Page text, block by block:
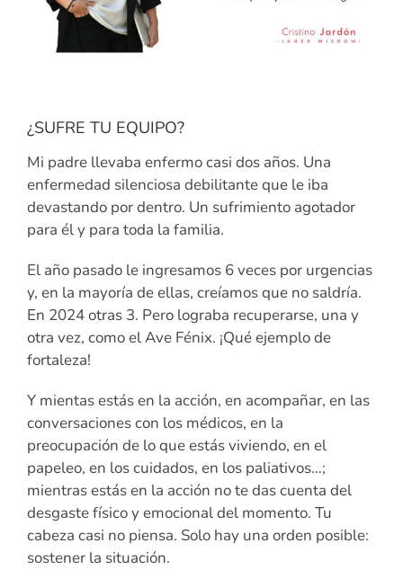
¿SUFRE TU EQUIPO?
Mi padre llevaba enfermo casi dos años. Una
enfermedad silenciosa debilitante que le iba
devastando por dentro. Un sufrimiento agotador
para él y para toda la familia.
El año pasado le ingresamos 6 veces por urgencias
y, en la mayoría de ellas, creíamos que no saldría.
En 2024 otras 3. Pero lograba recuperarse, una y
otra vez, como el Ave Fénix. ¡Qué ejemplo de
fortaleza!
Y mientas estás en la acción, en acompañar, en las
conversaciones con los médicos, en la
preocupación de lo que estás viviendo, en el
papeleo, en los cuidados, en los paliativos…;
mientras estás en la acción no te das cuenta del
desgaste físico y emocional del momento. Tu
cabeza casi no piensa. Solo hay una orden posible:
sostener la situación.